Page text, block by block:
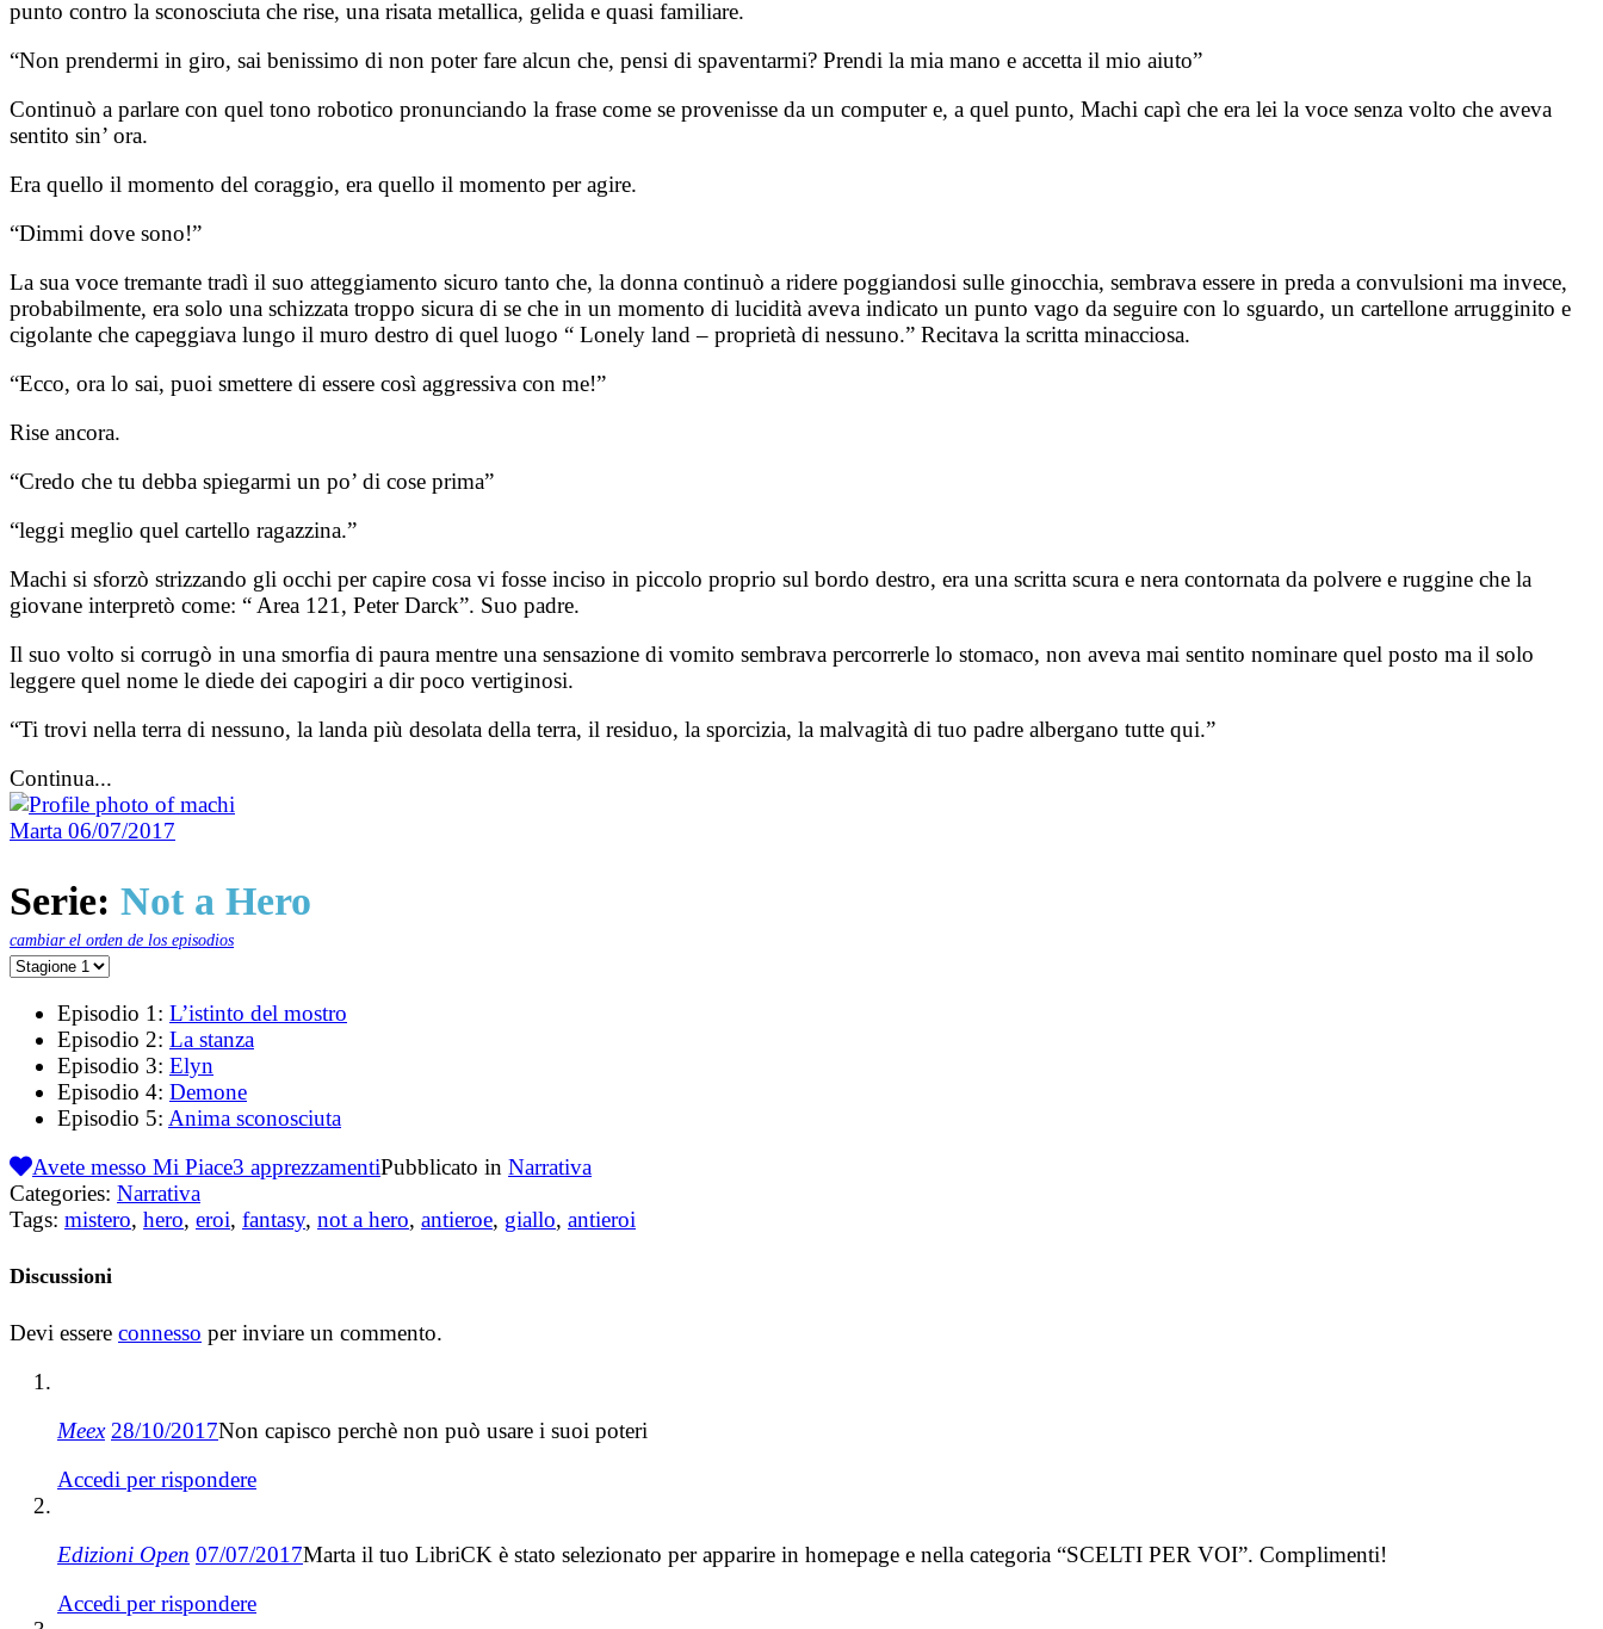
punto contro la sconosciuta che rise, una risata metallica, gelida e quasi familiare.
“Non prendermi in giro, sai benissimo di non poter fare alcun che, pensi di spaventarmi? Prendi la mia mano e accetta il mio aiuto”
Continuò a parlare con quel tono robotico pronunciando la frase come se provenisse da un computer e, a quel punto, Machi capì che era lei la voce senza volto che aveva
sentito sin’ ora.
Era quello il momento del coraggio, era quello il momento per agire.
“Dimmi dove sono!”
La sua voce tremante tradì il suo atteggiamento sicuro tanto che, la donna continuò a ridere poggiandosi sulle ginocchia, sembrava essere in preda a convulsioni ma invece,
probabilmente, era solo una schizzata troppo sicura di se che in un momento di lucidità aveva indicato un punto vago da seguire con lo sguardo, un cartellone arrugginito e
cigolante che capeggiava lungo il muro destro di quel luogo “ Lonely land – proprietà di nessuno.” Recitava la scritta minacciosa.
“Ecco, ora lo sai, puoi smettere di essere così aggressiva con me!”
Rise ancora.
“Credo che tu debba spiegarmi un po’ di cose prima”
“leggi meglio quel cartello ragazzina.”
Machi si sforzò strizzando gli occhi per capire cosa vi fosse inciso in piccolo proprio sul bordo destro, era una scritta scura e nera contornata da polvere e ruggine che la
giovane interpretò come: “ Area 121, Peter Darck”. Suo padre.
Il suo volto si corrugò in una smorfia di paura mentre una sensazione di vomito sembrava percorrerle lo stomaco, non aveva mai sentito nominare quel posto ma il solo
leggere quel nome le diede dei capogiri a dir poco vertiginosi.
“Ti trovi nella terra di nessuno, la landa più desolata della terra, il residuo, la sporcizia, la malvagità di tuo padre albergano tutte qui.”
Continua...
Marta 06/07/2017
Serie: Not a Hero
cambiar el orden de los episodios
Episodio 1: L’istinto del mostro
Episodio 2: La stanza
Episodio 3: Elyn
Episodio 4: Demone
Episodio 5: Anima sconosciuta
Avete messo Mi Piace3 apprezzamentiPubblicato in Narrativa
Categories: Narrativa
Tags: mistero, hero, eroi, fantasy, not a hero, antieroe, giallo, antieroi
Discussioni
Devi essere connesso per inviare un commento.
Meex 28/10/2017Non capisco perchè non può usare i suoi poteri
Accedi per rispondere
Edizioni Open 07/07/2017Marta il tuo LibriCK è stato selezionato per apparire in homepage e nella categoria “SCELTI PER VOI”. Complimenti!
Accedi per rispondere